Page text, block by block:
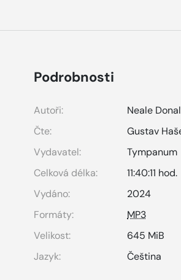
Podrobnosti
Autoři:
Neale
Čte:
Gustav
Vydavatel:
Tympanum
Celková délka:
11:40:11 hod.
Vydáno:
2024
Formáty:
MP3
Velikost:
645 MiB
Jazyk:
Čeština